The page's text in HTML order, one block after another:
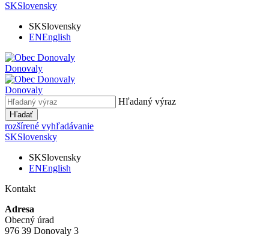
SKSlovensky
SKSlovensky
ENEnglish
Donovaly
Donovaly
Hľadaný výraz
Hľadať
rozšírené vyhľadávanie
SKSlovensky
SKSlovensky
ENEnglish
Kontakt
Adresa
Obecný úrad
976 39 Donovaly 3